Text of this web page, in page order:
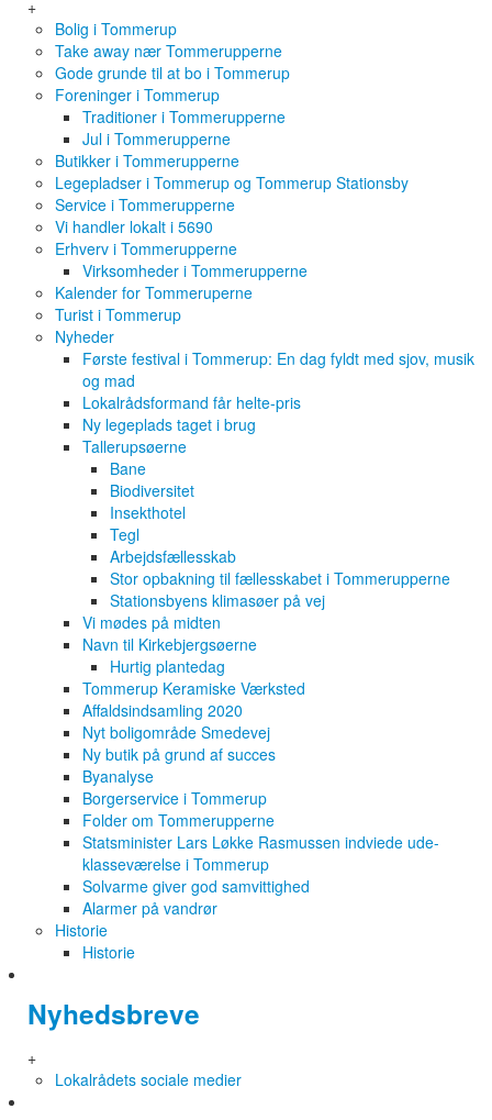
+
Bolig i Tommerup
Take away nær Tommerupperne
Gode grunde til at bo i Tommerup
Foreninger i Tommerup
Traditioner i Tommerupperne
Jul i Tommerupperne
Butikker i Tommerupperne
Legepladser i Tommerup og Tommerup Stationsby
Service i Tommerupperne
Vi handler lokalt i 5690
Erhverv i Tommerupperne
Virksomheder i Tommerupperne
Kalender for Tommeruperne
Turist i Tommerup
Nyheder
Første festival i Tommerup: En dag fyldt med sjov, musik
og mad
Lokalrådsformand får helte-pris
Ny legeplads taget i brug
Tallerupsøerne
Bane
Biodiversitet
Insekthotel
Tegl
Arbejdsfællesskab
Stor opbakning til fællesskabet i Tommerupperne
Stationsbyens klimasøer på vej
Vi mødes på midten
Navn til Kirkebjergsøerne
Hurtig plantedag
Tommerup Keramiske Værksted
Affaldsindsamling 2020
Nyt boligområde Smedevej
Ny butik på grund af succes
Byanalyse
Borgerservice i Tommerup
Folder om Tommerupperne
Statsminister Lars Løkke Rasmussen indviede ude-
klasseværelse i Tommerup
Solvarme giver god samvittighed
Alarmer på vandrør
Historie
Historie
Nyhedsbreve
+
Lokalrådets sociale medier